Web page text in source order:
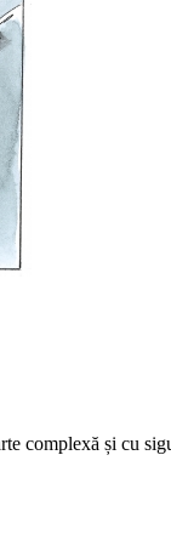
complexă și cu